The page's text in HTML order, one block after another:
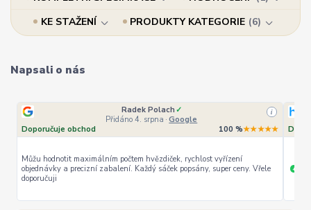
KE STAŽENÍ
PRODUKTY KATEGORIE 6
Napsali o nás
Radek Polach ✓
Přidáno 4. srpna · Google
i
Doporučuje obchod 100 %★★★★★
Můžu hodnotit maximálním počtem hvězdiček, rychlost vyřízení
objednávky a precizní zabalení. Každý sáček popsány, super ceny. Vřele
doporučuji
+